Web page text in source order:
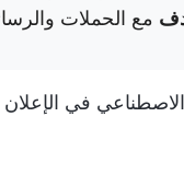
مع الحملات
في